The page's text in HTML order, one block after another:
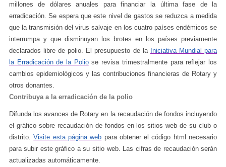
millones de dólares anuales para financiar la última fase de la
erradicación. Se espera que este nivel de gastos se reduzca a medida
que la transmisión del virus salvaje en los cuatro países endémicos se
interrumpa y que disminuyan los brotes en los países previamente
declarados libre de polio. El presupuesto de la Iniciativa Mundial para
la Erradicación de la Poliose revisa trimestralmente para reflejar los
cambios epidemiológicos y las contribuciones financieras de Rotary y
otros donantes.
Contribuya a la erradicación de la polio
Difunda los avances de Rotary en la recaudación de fondos incluyendo
el gráfico sobre recaudación de fondos en los sitios web de su club o
distrito.Visite esta página web para obtener el código html necesario
para subir este gráfico a su sitio web. Las cifras de recaudación serán
actualizadas automáticamente.